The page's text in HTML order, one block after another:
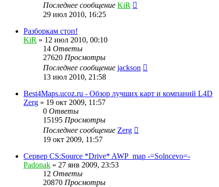
Последнее сообщение KiR
29 июл 2010, 16:25
Разборкам стоп!
KiR » 12 июл 2010, 00:10
14 Ответы
27620 Просмотры
Последнее сообщение jackson
13 июл 2010, 21:58
Best4Maps.ucoz.ru - Обзор лучших карт и компаний L4D
Zerg » 19 окт 2009, 11:57
0 Ответы
15195 Просмотры
Последнее сообщение Zerg
19 окт 2009, 11:57
Сервер CS:Source *Drive* AWP_map -=Solncevo=-
Padonak » 27 янв 2009, 23:53
12 Ответы
20870 Просмотры